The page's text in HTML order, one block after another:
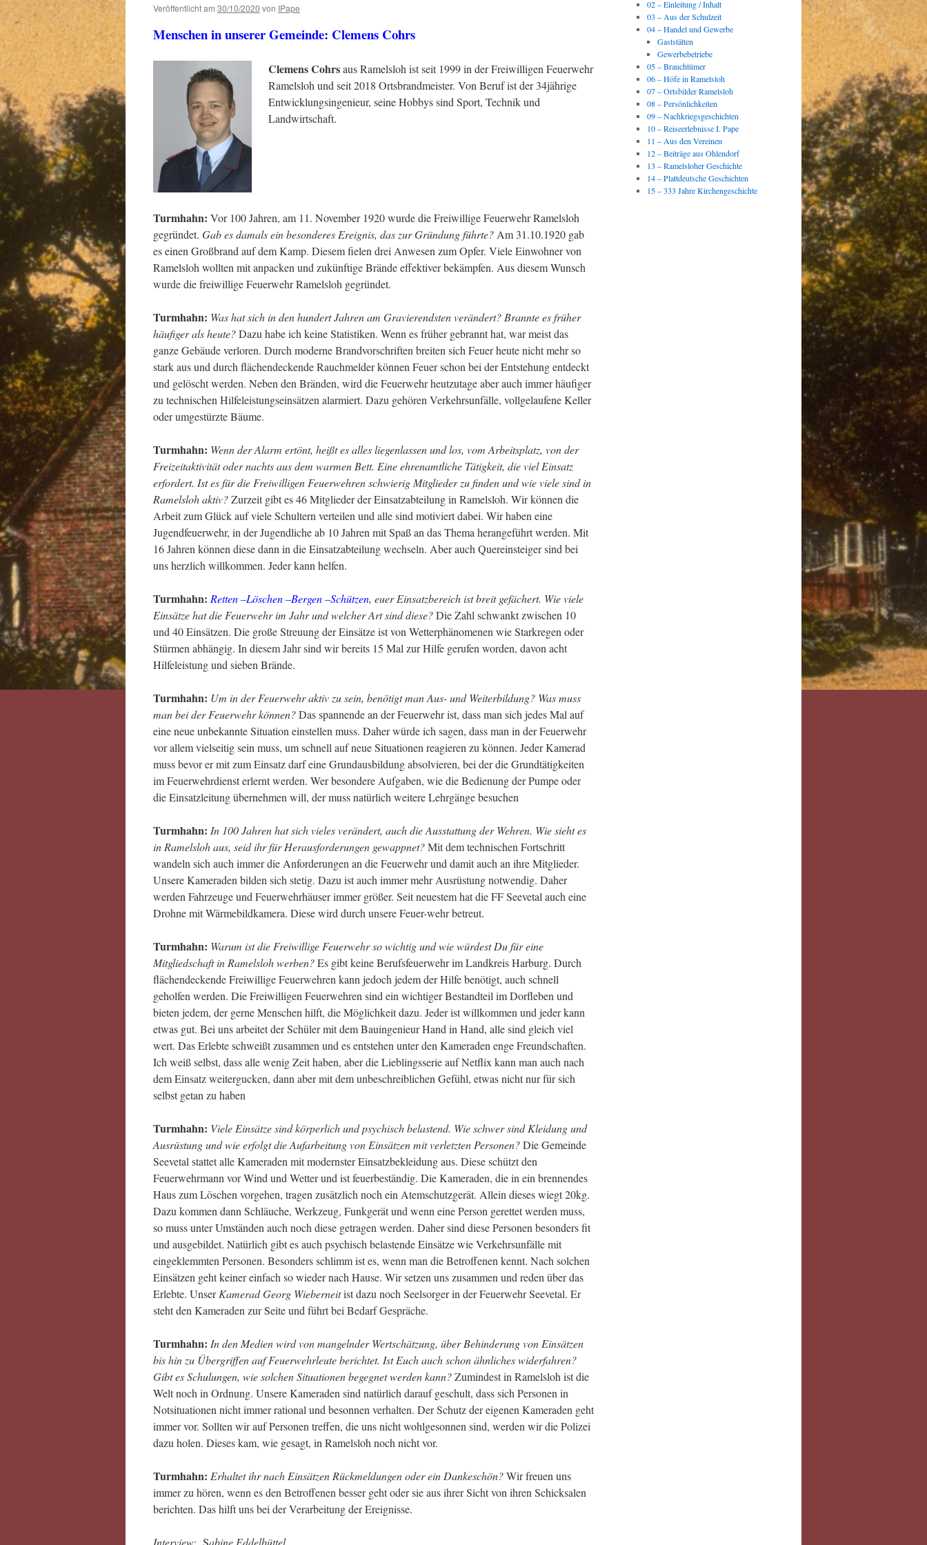
Veröffentlicht am 30/10/2020 von IPape
Menschen in unserer Gemeinde: Clemens Cohrs
Clemens Cohrsaus Ramelsloh ist seit 1999 in der Freiwilligen Feuerwehr
Ramelsloh und seit 2018 Ortsbrandmeister. Von Beruf ist der 34jährige
Entwicklungsingenieur, seine Hobbys sind Sport, Technik und
Landwirtschaft.
Turmhahn: Vor 100 Jahren, am 11. November 1920 wurde die Freiwillige Feuerwehr Ramelsloh
gegründet. Gab es damals ein besonderes Ereignis, das zur Gründung führte? Am 31.10.1920 gab
es einen Großbrand auf dem Kamp. Diesem fielen drei Anwesen zum Opfer. Viele Einwohner von
Ramelsloh wollten mit anpacken und zukünftige Brände effektiver bekämpfen. Aus diesem Wunsch
wurde die freiwillige Feuerwehr Ramelsloh gegründet.
Turmhahn: Was hat sich in den hundert Jahren am Gravierendsten verändert? Brannte es früher
häufiger als heute?Dazu habe ich keine Statistiken. Wenn es früher gebrannt hat, war meist das
ganze Gebäude verloren. Durch moderne Brandvorschriften breiten sich Feuer heute nicht mehr so
stark aus und durch flächendeckende Rauchmelder können Feuer schon bei der Entstehung entdeckt
und gelöscht werden. Neben den Bränden, wird die Feuerwehr heutzutage aber auch immer häufiger
zu technischen Hilfeleistungseinsätzen alarmiert. Dazu gehören Verkehrsunfälle, vollgelaufene Keller
oder umgestürzte Bäume.
Turmhahn: Wenn der Alarm ertönt, heißt es alles liegenlassen und los, vom Arbeitsplatz, von der
Freizeitaktivität oder nachts aus dem warmen Bett. Eine ehrenamtliche Tätigkeit, die viel Einsatz
erfordert. Ist es für die Freiwilligen Feuerwehren schwierig Mitglieder zu finden und wie viele sind in
Ramelsloh aktiv?Zurzeit gibt es 46 Mitglieder der Einsatzabteilung in Ramelsloh. Wir können die
Arbeit zum Glück auf viele Schultern verteilen und alle sind motiviert dabei. Wir haben eine
Jugendfeuerwehr, in der Jugendliche ab 10 Jahren mit Spaß an das Thema herangeführt werden. Mit
16 Jahren können diese dann in die Einsatzabteilung wechseln. Aber auch Quereinsteiger sind bei
uns herzlich willkommen. Jeder kann helfen.
Turmhahn: Retten –Löschen –Bergen –Schützen, euer Einsatzbereich ist breit gefächert. Wie viele
Einsätze hat die Feuerwehr im Jahr und welcher Art sind diese?Die Zahl schwankt zwischen 10
und 40 Einsätzen. Die große Streuung der Einsätze ist von Wetterphänomenen wie Starkregen oder
Stürmen abhängig. In diesem Jahr sind wir bereits 15 Mal zur Hilfe gerufen worden, davon acht
Hilfeleistung und sieben Brände.
Turmhahn: Um in der Feuerwehr aktiv zu sein, benötigt man Aus- und Weiterbildung? Was muss
man bei der Feuerwehr können?Das spannende an der Feuerwehr ist, dass man sich jedes Mal auf
eine neue unbekannte Situation einstellen muss. Daher würde ich sagen, dass man in der Feuerwehr
vor allem vielseitig sein muss, um schnell auf neue Situationen reagieren zu können. Jeder Kamerad
muss bevor er mit zum Einsatz darf eine Grundausbildung absolvieren, bei der die Grundtätigkeiten
im Feuerwehrdienst erlernt werden. Wer besondere Aufgaben, wie die Bedienung der Pumpe oder
die Einsatzleitung übernehmen will, der muss natürlich weitere Lehrgänge besuchen
Turmhahn: In 100 Jahren hat sich vieles verändert, auch die Ausstattung der Wehren. Wie sieht es
in Ramelsloh aus, seid ihr für Herausforderungen gewappnet?Mit dem technischen Fortschritt
wandeln sich auch immer die Anforderungen an die Feuerwehr und damit auch an ihre Mitglieder.
Unsere Kameraden bilden sich stetig. Dazu ist auch immer mehr Ausrüstung notwendig. Daher
werden Fahrzeuge und Feuerwehrhäuser immer größer. Seit neuestem hat die FF Seevetal auch eine
Drohne mit Wärmebildkamera. Diese wird durch unsere Feuer-wehr betreut.
Turmhahn: Warum ist die Freiwillige Feuerwehr so wichtig und wie würdest Du für eine
Mitgliedschaft in Ramelsloh werben?Es gibt keine Berufsfeuerwehr im Landkreis Harburg. Durch
flächendeckende Freiwillige Feuerwehren kann jedoch jedem der Hilfe benötigt, auch schnell
geholfen werden. Die Freiwilligen Feuerwehren sind ein wichtiger Bestandteil im Dorfleben und
bieten jedem, der gerne Menschen hilft, die Möglichkeit dazu. Jeder ist willkommen und jeder kann
etwas gut. Bei uns arbeitet der Schüler mit dem Bauingenieur Hand in Hand, alle sind gleich viel
wert. Das Erlebte schweißt zusammen und es entstehen unter den Kameraden enge Freundschaften.
Ich weiß selbst, dass alle wenig Zeit haben, aber die Lieblingsserie auf Netflix kann man auch nach
dem Einsatz weitergucken, dann aber mit dem unbeschreiblichen Gefühl, etwas nicht nur für sich
selbst getan zu haben
Turmhahn: Viele Einsätze sind körperlich und psychisch belastend. Wie schwer sind Kleidung und
Ausrüstung und wie erfolgt die Aufarbeitung von Einsätzen mit verletzten Personen?Die Gemeinde
Seevetal stattet alle Kameraden mit modernster Einsatzbekleidung aus. Diese schützt den
Feuerwehrmann vor Wind und Wetter und ist feuerbeständig. Die Kameraden, die in ein brennendes
Haus zum Löschen vorgehen, tragen zusätzlich noch ein Atemschutzgerät. Allein dieses wiegt 20kg.
Dazu kommen dann Schläuche, Werkzeug, Funkgerät und wenn eine Person gerettet werden muss,
so muss unter Umständen auch noch diese getragen werden. Daher sind diese Personen besonders fit
und ausgebildet. Natürlich gibt es auch psychisch belastende Einsätze wie Verkehrsunfälle mit
eingeklemmten Personen. Besonders schlimm ist es, wenn man die Betroffenen kennt. Nach solchen
Einsätzen geht keiner einfach so wieder nach Hause. Wir setzen uns zusammen und reden über das
Erlebte. UnserKamerad Georg Wieberneitist dazu noch Seelsorger in der Feuerwehr Seevetal. Er
steht den Kameraden zur Seite und führt bei Bedarf Gespräche.
Turmhahn: In den Medien wird von mangelnder Wertschätzung, über Behinderung von Einsätzen
bis hin zu Übergriffen auf Feuerwehrleute berichtet. Ist Euch auch schon ähnliches widerfahren?
Gibt es Schulungen, wie solchen Situationen begegnet werden kann?Zumindest in Ramelsloh ist die
Welt noch in Ordnung. Unsere Kameraden sind natürlich darauf geschult, dass sich Personen in
Notsituationen nicht immer rational und besonnen verhalten. Der Schutz der eigenen Kameraden geht
immer vor. Sollten wir auf Personen treffen, die uns nicht wohlgesonnen sind, werden wir die Polizei
dazu holen. Dieses kam, wie gesagt, in Ramelsloh noch nicht vor.
Turmhahn: Erhaltet ihr nach Einsätzen Rückmeldungen oder ein Dankeschön?Wir freuen uns
immer zu hören, wenn es den Betroffenen besser geht oder sie aus ihrer Sicht von ihren Schicksalen
berichten. Das hilft uns bei der Verarbeitung der Ereignisse.
Interview: Sabine Eddelbüttel
02 – Einleitung / Inhalt
03 – Aus der Schulzeit
04 – Handel und Gewerbe
Gaststätten
Gewerbebetriebe
05 – Brauchtümer
06 – Höfe in Ramelsloh
07 – Ortsbilder Ramelsloh
08 – Persönlichkeiten
09 – Nachkriegsgeschichten
10 – Reiseerlebnisse I. Pape
11 – Aus den Vereinen
12 – Beiträge aus Ohlendorf
13 – Ramelsloher Geschichte
14 – Plattdeutsche Geschichten
15 – 333 Jahre Kirchengeschichte